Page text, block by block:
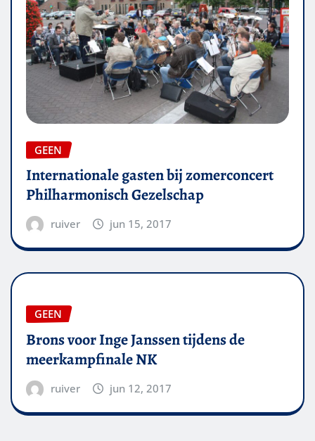
GEEN
Internationale gasten bij zomerconcert
Philharmonisch Gezelschap
ruiver jun 15, 2017
GEEN
Brons voor Inge Janssen tijdens de
meerkampfinale NK
ruiver jun 12, 2017